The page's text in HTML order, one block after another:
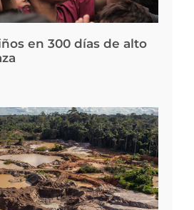
en 300 días de alto